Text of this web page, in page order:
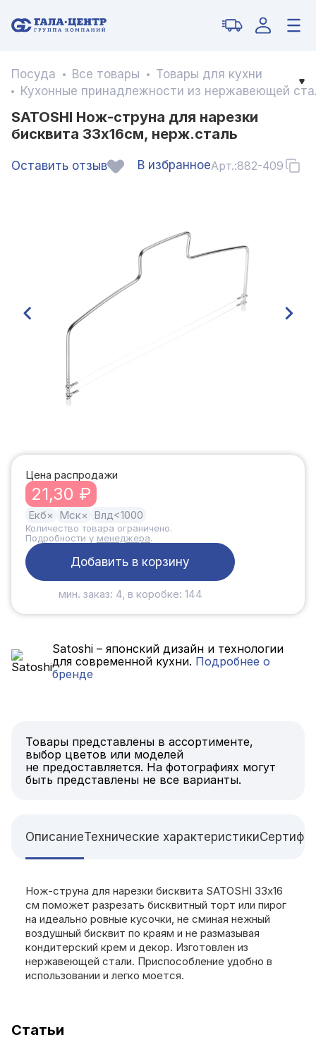
Посуда Все товары
Товары для кухни
Кухонные принадлежности из нержавеющей
SATOSHI Нож-струна для нарезки
бисквита 33х16см, нерж.сталь
Оставить отзыв В избранноеАрт.:882-409
Цена распродажи
21,30 ₽
Екб× Мск× Влд<1000
Количество товара ограничено.
Подробности у менеджера.
Добавить в корзину
мин. заказ: 4, в коробке: 144
Satoshi – японский дизайн и технологии
для современной кухни. Подробнее о
бренде
Товары представлены в ассортименте,
выбор цветов или моделей
не предоставляется. На фотографиях могут
быть представлены не все варианты.
ОписаниеТехнические характеристики
Нож-струна для нарезки бисквита SATOSHI 33х16
см поможет разрезать бисквитный торт или пирог
на идеально ровные кусочки, не сминая нежный
воздушный бисквит по краям и не размазывая
кондитерский крем и декор. Изготовлен из
нержавеющей стали. Приспособление удобно в
использовании и легко моется.
Cтатьи